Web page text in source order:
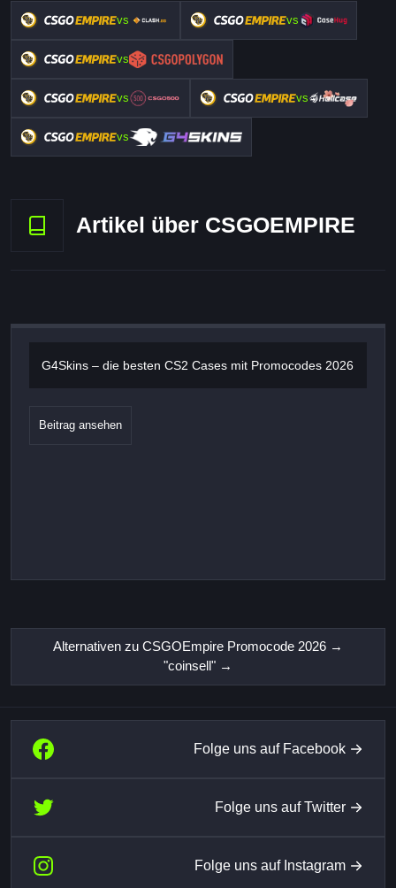
vs vs
vs
vs vs
vs
Artikel über CSGOEMPIRE
G4Skins – die besten CS2 Cases mit Promocodes 2026
Beitrag ansehen
Alternativen zu CSGOEmpire Promocode 2026 →
"coinsell" →
Folge uns auf Facebook
Folge uns auf Twitter
Folge uns auf Instagram